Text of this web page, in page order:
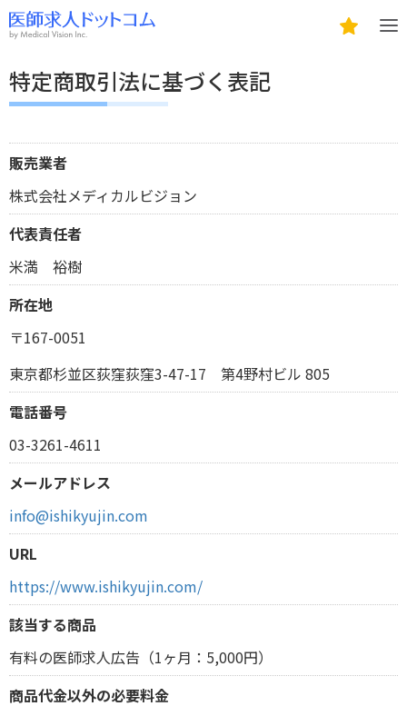
特定商取引法に基づく表記
販売業者
株式会社メディカルビジョン
代表責任者
米満 裕樹
所在地
〒167-0051
東京都杉並区荻窪荻窪3-47-17 第4野村ビル 805
電話番号
03-3261-4611
メールアドレス
info@ishikyujin.com
URL
https://www.ishikyujin.com/
該当する商品
有料の医師求人広告（1ヶ月：5,000円）
商品代金以外の必要料金